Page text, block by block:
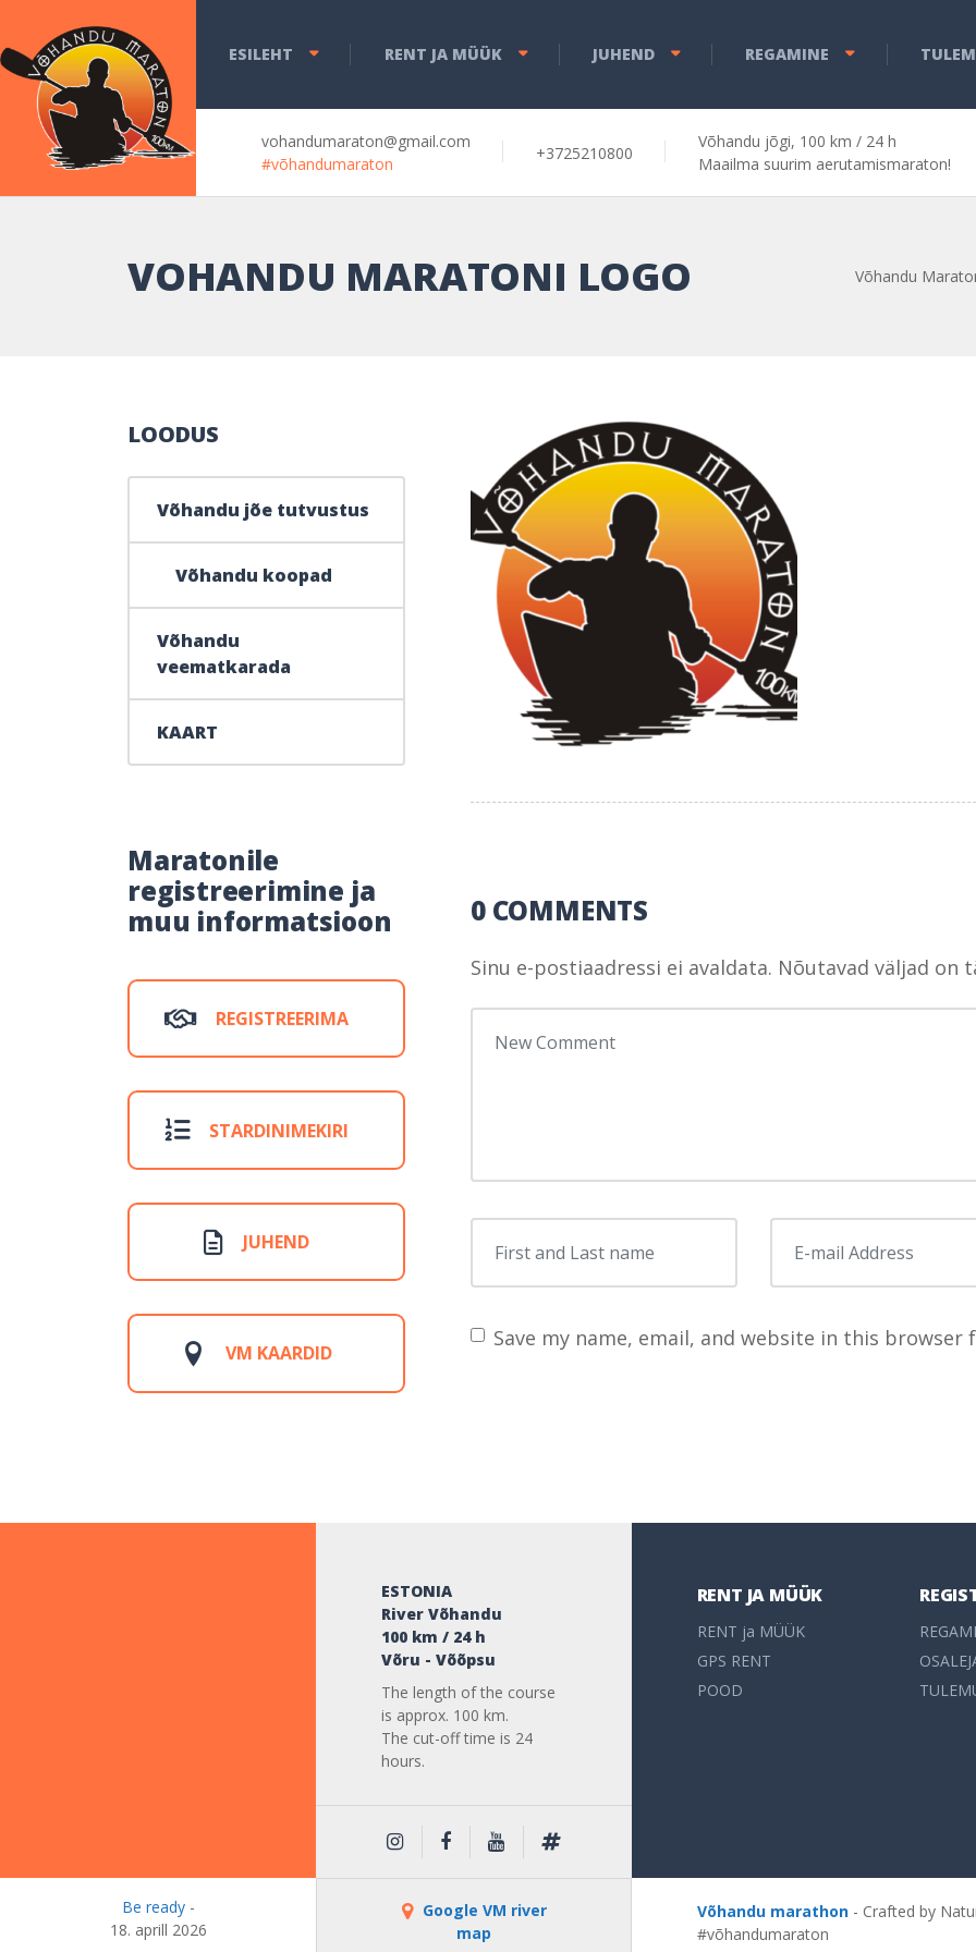
ESILEHT RENT JA MÜÜK JUHEND REGAMINE
vohandumaraton@gmail.com
#võhandumaraton
+3725210800
Võhandu jõgi, 100 km / 24 h
Maailma suurim aerutamismaraton!
VOHANDU MARATONI LOGO Võhandu
0 COMMENTS
Sinu e-postiaadressi ei avaldata. Nõutavad väljad on
Save my name, email, and website in this
LOODUS
Võhandu jõe tutvustus
Võhandu koopad
Võhandu
veematkarada
KAART
Maratonile
registreerimine ja
muu informatsioon
REGISTREERIMA
STARDINIMEKIRI
JUHEND
VM KAARDID
ESTONIA
River Võhandu
100 km / 24 h
Võru - Võõpsu
The length of the course
is approx. 100 km.
The cut-off time is 24
hours.
RENT JA MÜÜK
RENT ja MÜÜK
GPS RENT
POOD
Be ready-
18. aprill 2026
Google VM river
map
Võhandu marathon - Crafted by
#võhandumaraton